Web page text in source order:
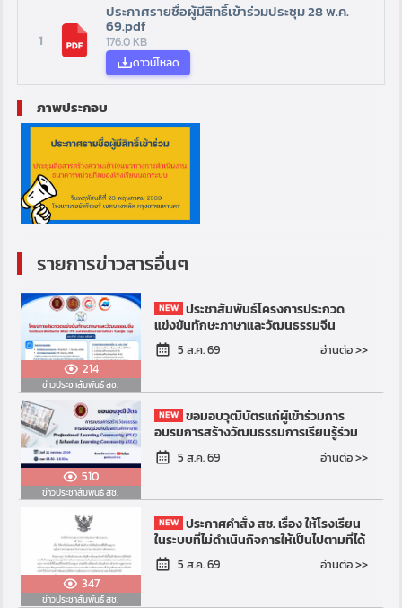
1
ประกาศรายชื่อผู้มีสิทธิ์เข้าร่วมประชุม 28 พ.ค.
69.pdf
176.0 KB
ดาวน์โหลด
ภาพประกอบ
รายการข่าวสารอื่นๆ
214
ข่าวประชาสัมพันธ์ สช.
ประชาสัมพันธ์โครงการประกวด
แข่งขันทักษะภาษาและวัฒนธรรมจีน
โรงเรียนภาคีเครือข่าย MOU และ JTC และ
พันธมิตรทางการศึกษา ประจำป...
5 ส.ค. 69 อ่านต่อ >>
510
ข่าวประชาสัมพันธ์ สช.
ขอมอบวุฒิบัตรแก่ผู้เข้าร่วมการ
อบรมการสร้างวัฒนธรรมการเรียนรู้ร่วม
กันในสถานศึกษาจาก Professional
Learning Community (PLC)...
5 ส.ค. 69 อ่านต่อ >>
347
ข่าวประชาสัมพันธ์ สช.
ประกาศคำสั่ง สช. เรื่อง ให้โรงเรียน
ในระบบที่ไม่ดำเนินกิจการให้เป็นไปตามที่ได้
รับอนุญาต อยู่ในความควบคุมของ
สำนักงานคณะกรร...
5 ส.ค. 69 อ่านต่อ >>